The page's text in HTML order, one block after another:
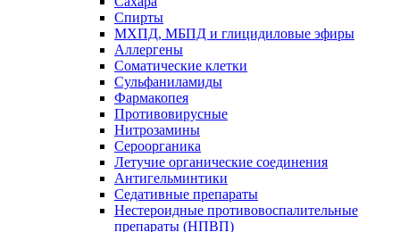
Спирты
МХПД, МБПД и глицидиловые эфиры
Аллергены
Соматические клетки
Сульфаниламиды
Фармакопея
Противовирусные
Нитрозамины
Сероорганика
Летучие органические соединения
Антигельминтики
Седативные препараты
Нестероидные противовоспалительные
препараты (НПВП)